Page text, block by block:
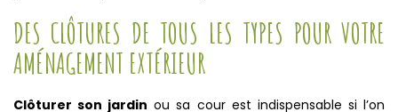
DES CLÔTURES DE TOUS LES TYPES POUR VOTRE
AMÉNAGEMENT EXTÉRIEUR
Clôturer son jardin ou sa cour est indispensable si l’on